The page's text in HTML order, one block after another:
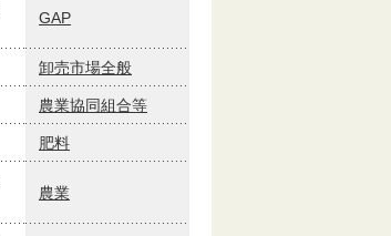
GAP
卸売市場全般
農業協同組合等
肥料
農業